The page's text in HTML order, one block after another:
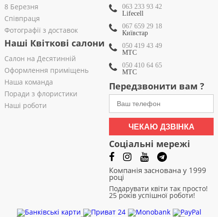
8 Березня
Співпраця
Фотографії з доставок
Наші Квіткові салони
Салон на Десятинній
Оформлення приміщень
Наша команда
Поради з флористики
Наші роботи
063 233 93 42
Lifecell
067 659 29 18
Київстар
050 419 43 49
МТС
050 410 64 65
МТС
Передзвонити вам ?
ЧЕКАЮ ДЗВІНКА
Соціальні мережі
Компанія заснована у 1999
році
Подарувати квіти так просто!
25 років успішної роботи!